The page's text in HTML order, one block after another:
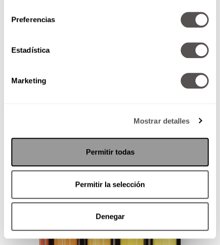
Preferencias
Estadística
Marketing
Mostrar detalles
Permitir todas
Permitir la selección
Denegar